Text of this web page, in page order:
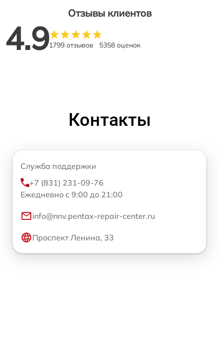
Отзывы клиентов
4.91799 отзывов 5358 оценок
Контакты
Служба поддержки
+7 (831) 231-09-76
Ежедневно с 9:00 до 21:00
info@nnv.pentax-repair-center.ru
Проспект Ленина, 33